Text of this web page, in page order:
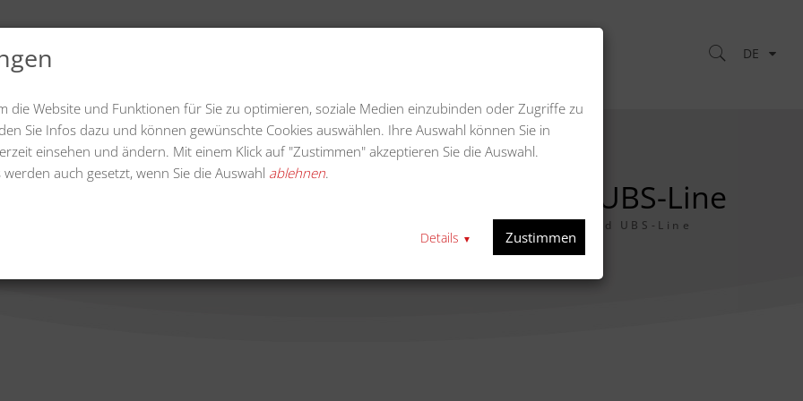
die Website und Funktionen für Sie zu optimieren, soziale Medien einzubinden oder Zugriffe zu
Sie Infos dazu und können gewünschte Cookies auswählen. Ihre Auswahl können Sie in
einsehen und ändern. Mit einem Klick auf "Zustimmen" akzeptieren Sie die Auswahl.
auch gesetzt, wenn Sie die Auswahl ablehnen.
Details ▼ Zustimmen
DE
passend zu K 2000/2100 und UBS-Line
Anbauflansch für Kunstrasenbesen passend zu K 2000/2100 und UBS-Line